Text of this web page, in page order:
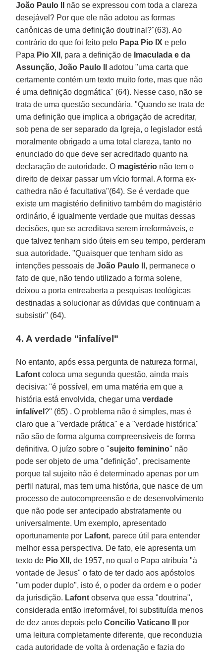
João Paulo II
não se expressou com toda a clareza
desejável? Por que ele não adotou as formas
canônicas de uma definição doutrinal?"(63). Ao
contrário do que foi feito pelo Papa Pio IX e pelo
Papa Pio XII , para a definição de Imaculada e da
Assunção,João Paulo II
adotou "uma carta que
certamente contém um texto muito forte, mas que não
é uma definição dogmática" (64). Nesse caso, não se
trata de uma questão secundária. "Quando se trata de
uma definição que implica a obrigação de acreditar,
sob pena de ser separado da Igreja, o legislador está
moralmente obrigado a uma total clareza, tanto no
enunciado do que deve ser acreditado quanto na
declaração de autoridade. O magistério não tem o
direito de deixar passar um vício formal. A forma ex-
cathedra não é facultativa"(64). Se é verdade que
existe um magistério definitivo também do magistério
ordinário, é igualmente verdade que muitas dessas
decisões, que se acreditava serem irreformáveis, e
que talvez tenham sido úteis em seu tempo, perderam
sua autoridade. "Quaisquer que tenham sido as
intenções pessoais deJoão Paulo II , permanece o
fato de que, não tendo utilizado a forma solene,
deixou a porta entreaberta a pesquisas teológicas
destinadas a solucionar as dúvidas que continuam a
subsistir" (64).
4. A verdade "infalível"
No entanto, após essa pergunta de natureza formal,
Lafont coloca uma segunda questão, ainda mais
decisiva: "é possível, em uma matéria em que a
história está envolvida, chegar umaverdade
infalível?" (65) . O problema não é simples, mas é
claro que a "verdade prática" e a "verdade histórica"
não são de forma alguma compreensíveis de forma
definitiva. O juízo sobre o "sujeito feminino" não
pode ser objeto de uma "definição", precisamente
porque tal sujeito não é determinado apenas por um
perfil natural, mas tem uma história, que nasce de um
processo de autocompreensão e de desenvolvimento
que não pode ser antecipado abstratamente ou
universalmente. Um exemplo, apresentado
oportunamente por Lafont, parece útil para entender
melhor essa perspectiva. De fato, ele apresenta um
texto de Pio XII , de 1957, no qual o Papa atribuía "à
vontade de Jesus" o fato de ter dado aos apóstolos
"um poder duplo", isto é, o poder da ordem e o poder
da jurisdição. Lafont observa que essa "doutrina",
considerada então irreformável, foi substituída menos
de dez anos depois peloConcílio Vaticano II
por
uma leitura completamente diferente, que reconduzia
cada autoridade de volta à ordenação e fazia do